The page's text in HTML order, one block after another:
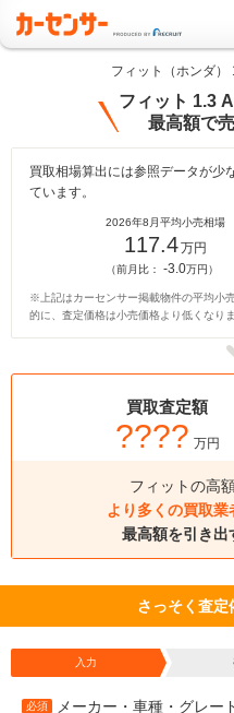
フィット（ホンダ）
フィット 1.3
最高額で
買取相場算出には参照データが少
ています。
2026年8月平均小売相場
117.4万円
（前月比： -3.0万円）
※上記はカーセンサー掲載物件の平均小
的に、査定価格は小売価格より低くなりま
買取査定額
???? 万円
フィットの高
より多くの買取業
最高額を引き出
さっそく査定
入力
必須 メーカー・車種・グレー